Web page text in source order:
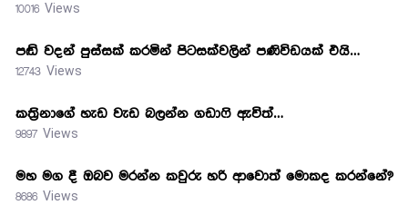
10016 Views
පඬි වදන් පුස්සක් කරමින් පිටසක්වලින් පණිවිඩයක් එයි…
12743 Views
කත්‍රිනාගේ හැඩ වැඩ බලන්න ගඩාෆි ඇවිත්…
9897 Views
මහ මග දී ඔබව මරන්න කවුරු හරි ආවොත් මොකද කරන්නේ?
8686 Views